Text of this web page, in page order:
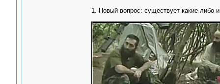
1. Новый вопрос: существует какие-либо